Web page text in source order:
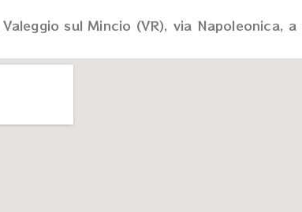
sul Mincio (VR), via Napoleonica,